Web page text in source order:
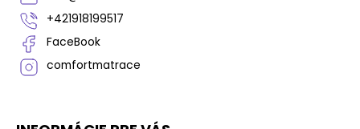
+421918199517
FaceBook
comfortmatrace